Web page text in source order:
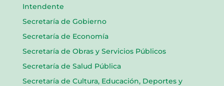
Intendente
Secretaría de Gobierno
Secretaría de Economía
Secretaría de Obras y Servicios Públicos
Secretaría de Salud Pública
Secretaría de Cultura, Educación, Deportes y